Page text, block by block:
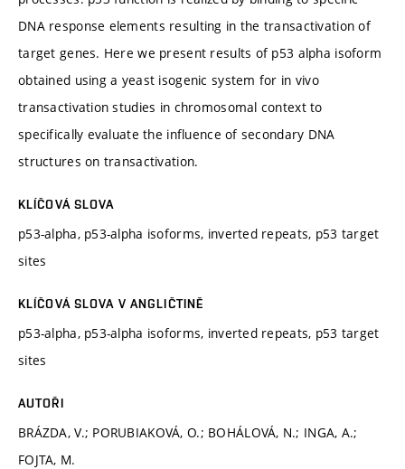
DNA response elements resulting in the transactivation of
target genes. Here we present results of p53 alpha isoform
obtained using a yeast isogenic system for in vivo
transactivation studies in chromosomal context to
specifically evaluate the influence of secondary DNA
structures on transactivation.
KLÍČOVÁ SLOVA
p53-alpha, p53-alpha isoforms, inverted repeats, p53 target
sites
KLÍČOVÁ SLOVA V ANGLIČTINĚ
p53-alpha, p53-alpha isoforms, inverted repeats, p53 target
sites
AUTOŘI
BRÁZDA, V.; PORUBIAKOVÁ, O.; BOHÁLOVÁ, N.; INGA, A.;
FOJTA, M.